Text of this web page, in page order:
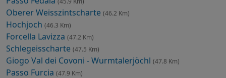
Oberer Weisszintscharte (46.2 Km)
Hochjoch (46.3 Km)
Forcella Lavizza (47.2 Km)
Schlegeisscharte (47.5 Km)
Giogo Val dei Covoni - Wurmtalerjöchl (47.8 Km)
Passo Furcia (47.9 Km)